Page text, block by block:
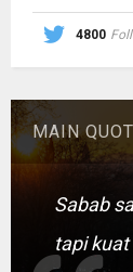
4800
MAIN
Sabab
tapi